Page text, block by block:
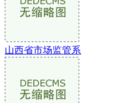
山西省市场监管系